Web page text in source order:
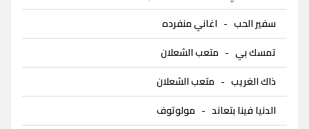
سفير الحب - اغاني منفرده
تمسك بي - متعب الشعلان
ذاك الغريب - متعب الشعلان
الدنيا فينا بتعاند - مولوتوف